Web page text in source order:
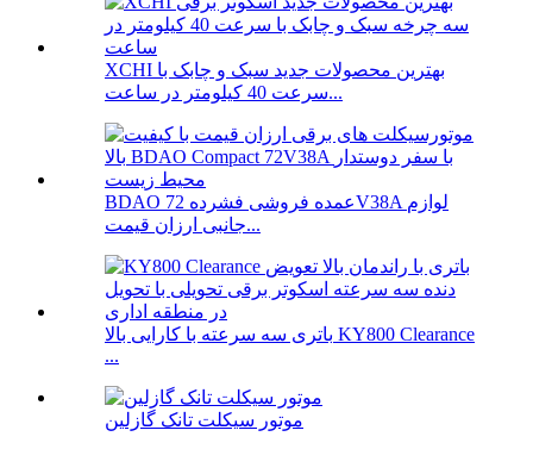
XCHI بهترین محصولات جدید سبک و چابک با
سرعت 40 کیلومتر در ساعت...
BDAO عمده فروشی فشرده 72V38A لوازم
جانبی ارزان قیمت...
باتری سه سرعته با کارایی بالا KY800 Clearance
...
موتور سیکلت تانک گازلین